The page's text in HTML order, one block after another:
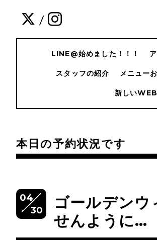
/
LINE@始めました！！！
スタッフの紹介 メニュー
新しい
本日の予約状況です
04
30
ゴールデンウ
せんように…